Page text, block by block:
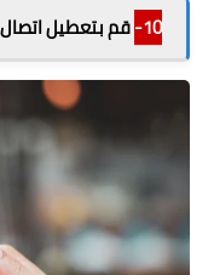
10- قم بتعطيل